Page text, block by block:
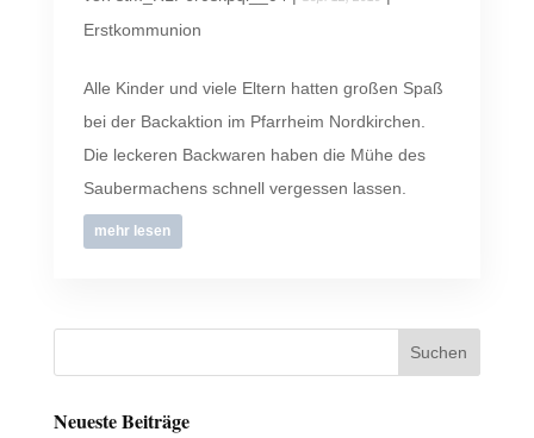
Erstkommunion
Alle Kinder und viele Eltern hatten großen Spaß
bei der Backaktion im Pfarrheim Nordkirchen.
Die leckeren Backwaren haben die Mühe des
Saubermachens schnell vergessen lassen.
mehr lesen
Neueste Beiträge